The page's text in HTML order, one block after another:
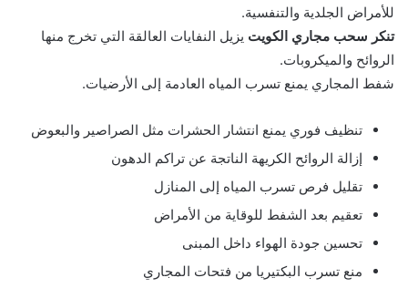
للأمراض الجلدية والتنفسية.
تنكر سحب مجاري الكويت يزيل النفايات العالقة التي تخرج منها
الروائح والميكروبات.
شفط المجاري يمنع تسرب المياه العادمة إلى الأرضيات.
تنظيف فوري يمنع انتشار الحشرات مثل الصراصير والبعوض
إزالة الروائح الكريهة الناتجة عن تراكم الدهون
تقليل فرص تسرب المياه إلى المنازل
تعقيم بعد الشفط للوقاية من الأمراض
تحسين جودة الهواء داخل المبنى
منع تسرب البكتيريا من فتحات المجاري